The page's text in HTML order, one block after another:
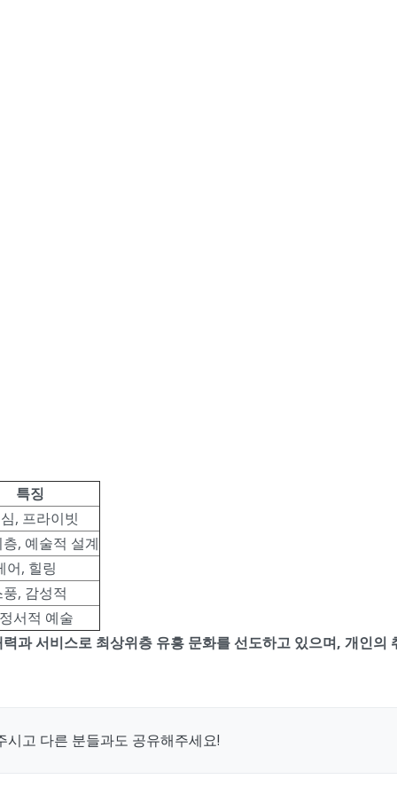
특징
, 프라이빗
, 예술적 설계
어, 힐링
, 감성적
서적 예술
과 서비스로 최상위층 유흥 문화를 선도하고 있으며, 개인
고 다른 분들과도 공유해주세요!